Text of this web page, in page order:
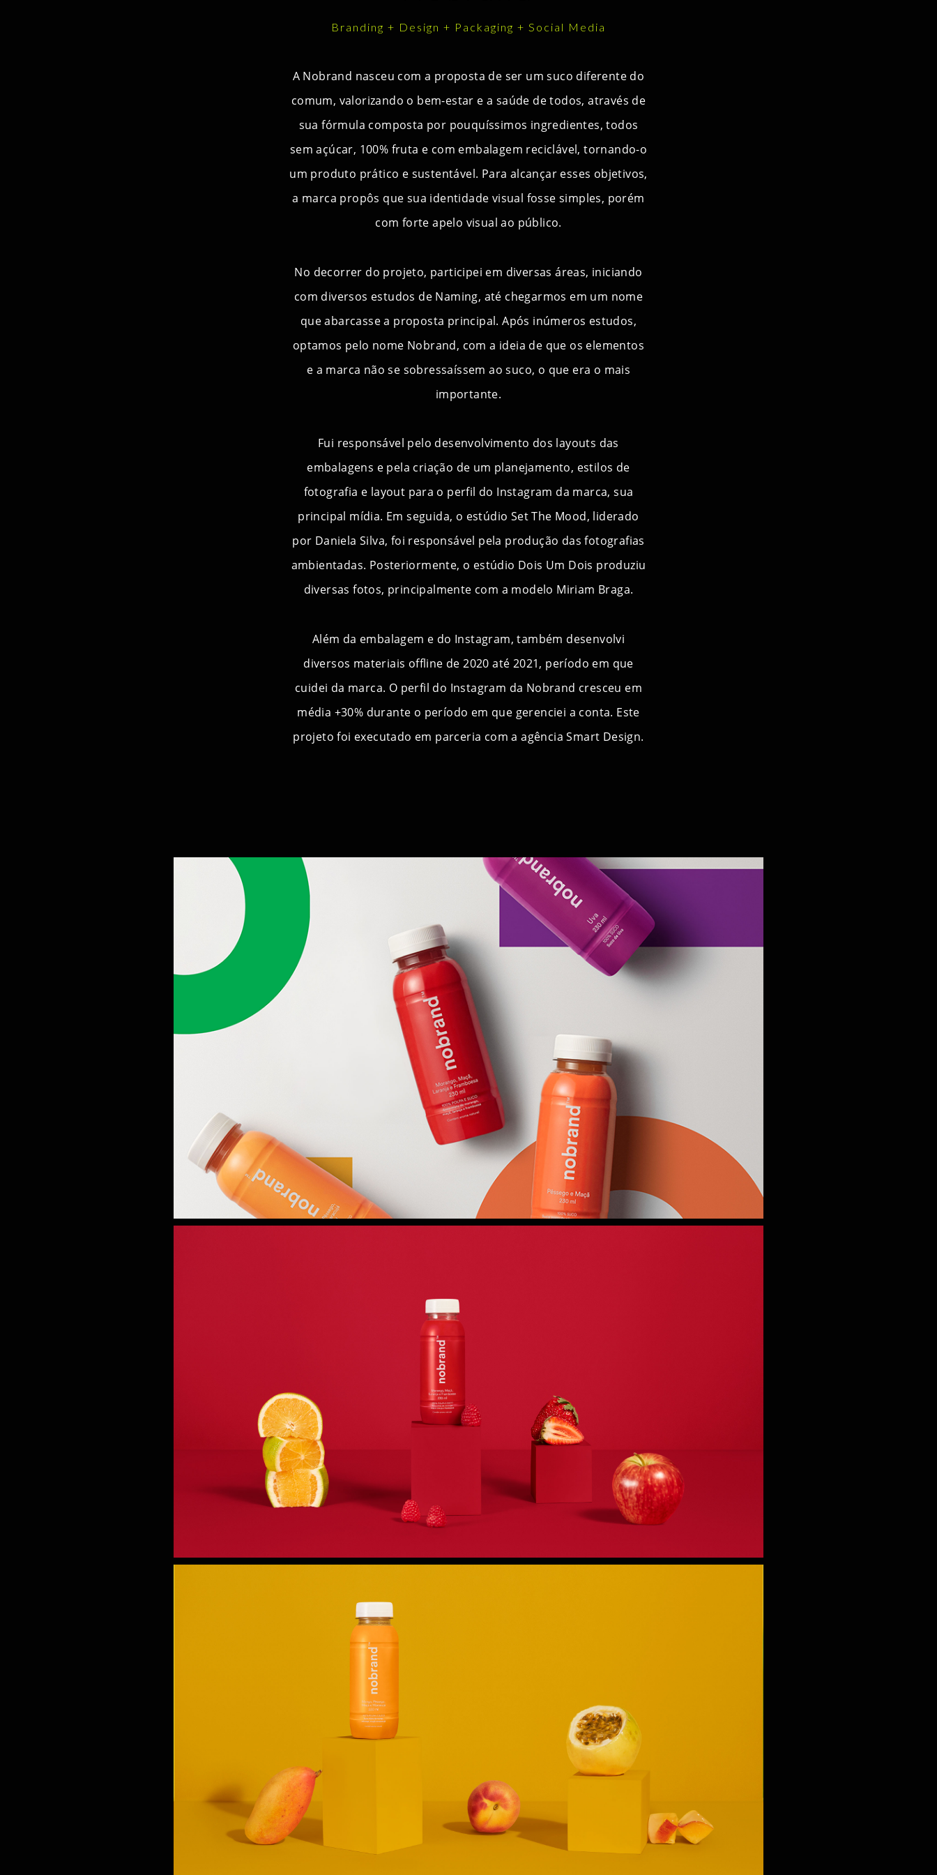
Branding + Design + Packaging + Social Media
A Nobrand nasceu com a proposta de ser um suco diferente do
comum, valorizando o bem-estar e a saúde de todos, através de
sua fórmula composta por pouquíssimos ingredientes, todos
sem açúcar, 100% fruta e com embalagem reciclável, tornando-o
um produto prático e sustentável. Para alcançar esses objetivos,
a marca propôs que sua identidade visual fosse simples, porém
com forte apelo visual ao público.
No decorrer do projeto, participei em diversas áreas, iniciando
com diversos estudos de Naming, até chegarmos em um nome
que abarcasse a proposta principal. Após inúmeros estudos,
optamos pelo nome Nobrand, com a ideia de que os elementos
e a marca não se sobressaíssem ao suco, o que era o mais
importante.
Fui responsável pelo desenvolvimento dos layouts das
embalagens e pela criação de um planejamento, estilos de
fotografia e layout para o perfil do Instagram da marca, sua
principal mídia. Em seguida, o estúdio Set The Mood, liderado
por Daniela Silva, foi responsável pela produção das fotografias
ambientadas. Posteriormente, o estúdio Dois Um Dois produziu
diversas fotos, principalmente com a modelo Miriam Braga.
Além da embalagem e do Instagram, também desenvolvi
diversos materiais offline de 2020 até 2021, período em que
cuidei da marca. O perfil do Instagram da Nobrand cresceu em
média +30% durante o período em que gerenciei a conta. Este
projeto foi executado em parceria com a agência Smart Design.